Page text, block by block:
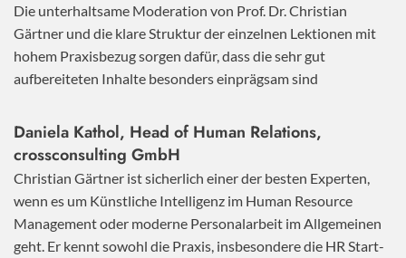
Die unterhaltsame Moderation von Prof. Dr. Christian
Gärtner und die klare Struktur der einzelnen Lektionen mit
hohem Praxisbezug sorgen dafür, dass die sehr gut
aufbereiteten Inhalte besonders einprägsam sind
Daniela Kathol, Head of Human Relations,
crossconsulting GmbH
Christian Gärtner ist sicherlich einer der besten Experten,
wenn es um Künstliche Intelligenz im Human Resource
Management oder moderne Personalarbeit im Allgemeinen
geht. Er kennt sowohl die Praxis, insbesondere die HR Start-